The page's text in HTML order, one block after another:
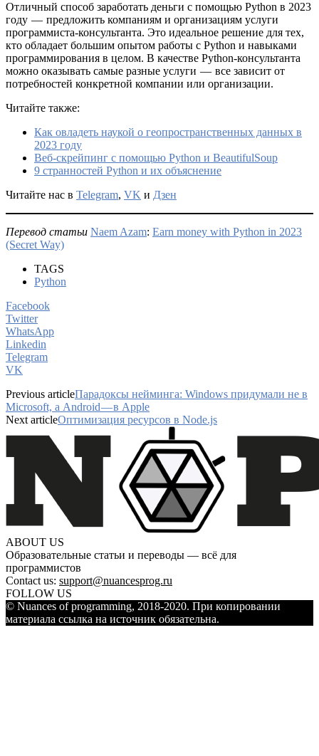
Отличный способ заработать деньги с помощью Python в 2023
году — предложить компаниям и организациям услуги
программиста-консультанта. Это идеальное решение для тех,
кто обладает большим опытом работы с Python и навыками
программирования в целом. В качестве Python-консультанта
можно оказывать самые разные услуги — все зависит от
потребностей конкретной компании или организации.
Читайте также:
Как овладеть наукой о геопространственных данных в
2023 году
Веб-скрейпинг с помощью Python и BeautifulSoup
9 странностей Python и их объяснение
Читайте нас в Telegram, VK и Дзен
Перевод статьи Naem Azam: Earn money with Python in 2023
(Secret Way)
TAGS
Python
Facebook
Twitter
WhatsApp
Linkedin
Telegram
VK
Previous articleПарадоксы нейминга: Windows придумали не в
Microsoft, а Android — в Apple
Next articleОптимизация ресурсов в Node.js
ABOUT US
Образовательные статьи и переводы — всё для
программистов
Contact us: support@nuancesprog.ru
FOLLOW US
© Nuances of programming, 2018-2020. При копировании
материала ссылка на источник обязательна.